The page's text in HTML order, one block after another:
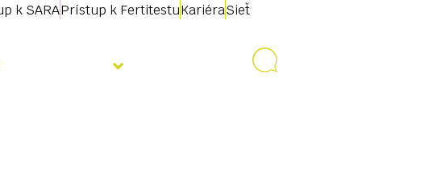
k SARAPrístup k FertitestuKariéraSieť